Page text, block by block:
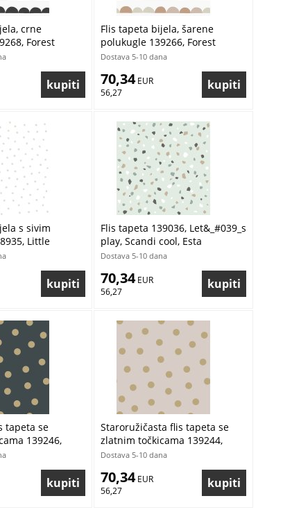
crne
Forest
Flis tapeta bijela, šarene
polukugle 139266, Forest
Friends, Esta
Dostava 5-10 dana
70,34 EUR
56,27
s sivim
Little
Flis tapeta 139036, Let&_#039_s
play, Scandi cool, Esta
Dostava 5-10 dana
70,34 EUR
56,27
tapeta se
139246,
Esta
Staroružičasta flis tapeta se
zlatnim točkicama 139244,
Forest Friends, Esta
Dostava 5-10 dana
70,34 EUR
56,27